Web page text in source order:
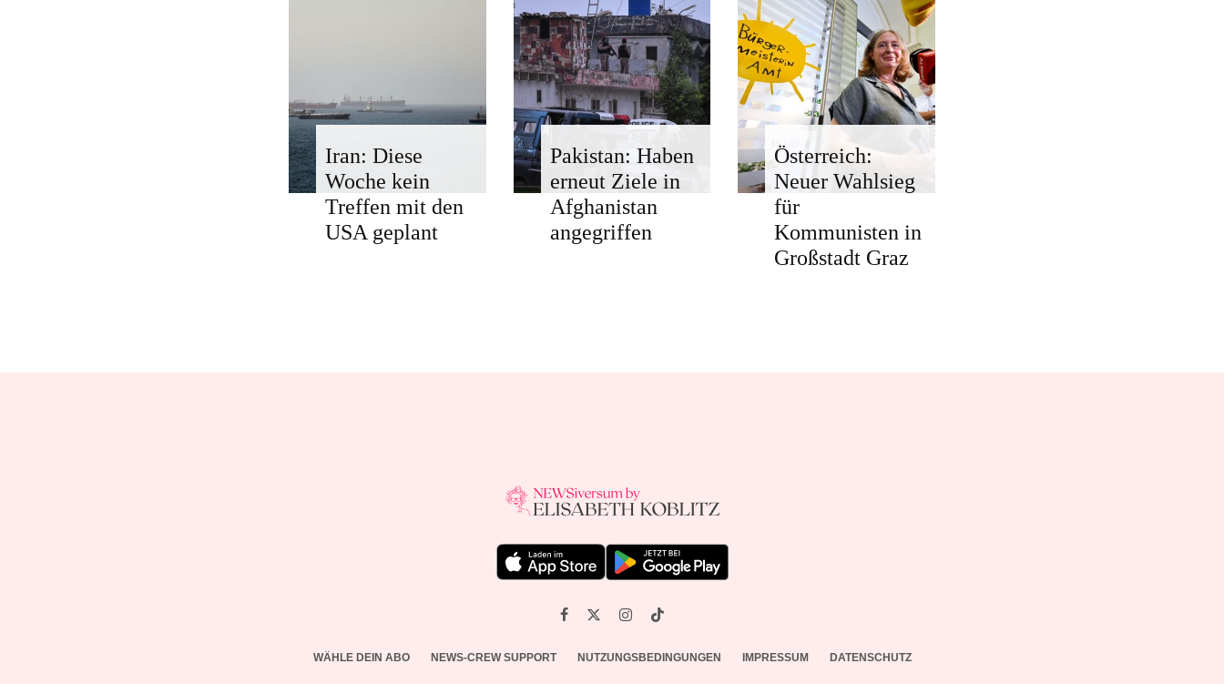
Iran: Diese
Woche kein
Treffen mit den
USA geplant
Pakistan: Haben
erneut Ziele in
Afghanistan
angegriffen
Österreich:
Neuer Wahlsieg
für
Kommunisten in
Großstadt Graz
WÄHLE DEIN ABO NEWS-CREW SUPPORT NUTZUNGSBEDINGUNGEN IMPRESSUM DATENSCHUTZ